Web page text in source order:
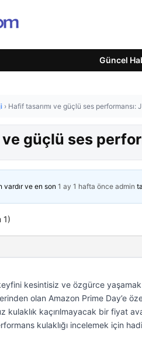
Güncel
› Hafif tasarımı ve güçlü ses performansı:
ve güçlü ses
vardır ve en son 1 ay 1 hafta önce admin
1)
kesintisiz ve özgürce
olan Amazon Prime Day’e
kulaklık kaçırılmayacak bir fiyat
kulaklığı incelemek için